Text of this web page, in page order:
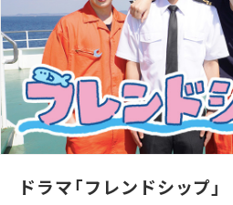
ドラマ「フレンドシップ」